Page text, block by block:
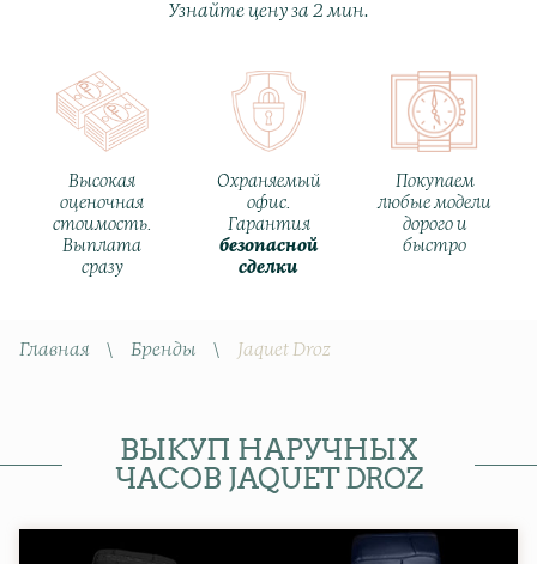
Узнайте цену за 2 мин.
Высокая
оценочная
стоимость.
Выплата
сразу
Охраняемый
офис.
Гарантия
безопасной
сделки
Покупаем
любые модели
дорого и
быстро
Главная \ Бренды \ Jaquet Droz
ВЫКУП НАРУЧНЫХ
ЧАСОВ JAQUET DROZ